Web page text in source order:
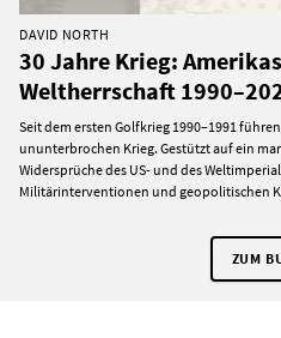
DAVID NORTH
30 Jahre Krieg:
Weltherrschaft
Seit dem ersten Golfkrieg 1990–1991
ununterbrochen Krieg. Gestützt auf ein
Widersprüche des US- und des
Militärinterventionen und geopolitischen
ZUM